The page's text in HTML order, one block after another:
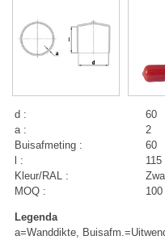
d :
60
a :
2
Buisafmeting :
60
l :
115
Kleur/RAL :
MOQ :
100
Legenda
a=Wanddikte,